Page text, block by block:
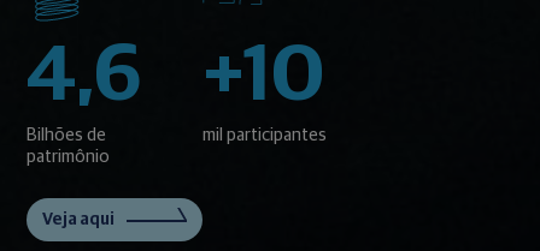
4,6
Bilhões de
patrimônio
+10
mil participantes
Veja aqui